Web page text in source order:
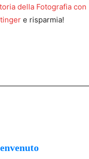
della Fotografia con
e risparmia!